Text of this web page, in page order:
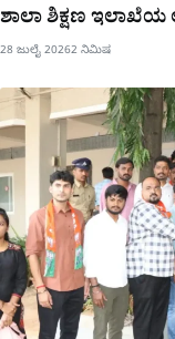
ಶಾಲಾ ಶಿಕ್ಷಣ ಇಲಾಖೆಯ
28 ಜುಲೈ 20262 ನಿಮಿಷ